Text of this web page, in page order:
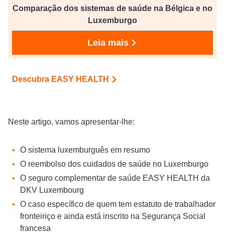
Comparação dos sistemas de saúde na Bélgica e no
Luxemburgo
Leia mais
Descubra EASY HEALTH
Neste artigo, vamos apresentar-lhe:
O sistema luxemburguês em resumo
O reembolso dos cuidados de saúde no Luxemburgo
O seguro complementar de saúde EASY HEALTH da
DKV Luxembourg
O caso específico de quem tem estatuto de trabalhador
fronteiriço e ainda está inscrito na Segurança Social
francesa